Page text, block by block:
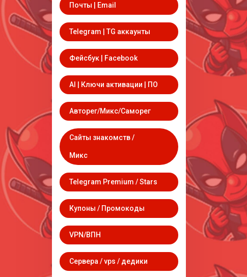
Почты | Email
Telegram | TG аккаунты
Фейсбук | Facebook
AI | Ключи активации | ПО
Авторег/Микс/Саморег
Сайты знакомств /
Микс
Telegram Premium / Stars
Купоны / Промокоды
VPN/ВПН
Сервера / vps / дедики